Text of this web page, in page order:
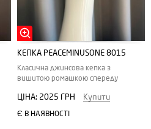
КЕПКА PEACEMINUSONE 8015
Класична джинсова кепка з
вишитою ромашкою спереду
ЦІНА: 2025 ГРН Купити
Є В НАЯВНОСТІ